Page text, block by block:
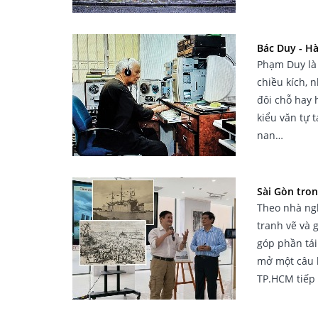
Bác Duy -
Phạm Duy
chiều kích,
đôi chỗ hay
kiểu văn tự
nan…
Sài Gòn
Theo nhà
tranh vẽ và
góp phần
mở một câu
TP.HCM